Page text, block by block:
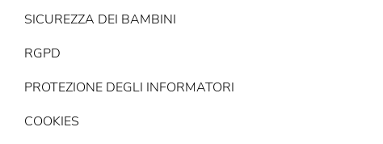
SICUREZZA DEI BAMBINI
RGPD
PROTEZIONE DEGLI INFORMATORI
COOKIES